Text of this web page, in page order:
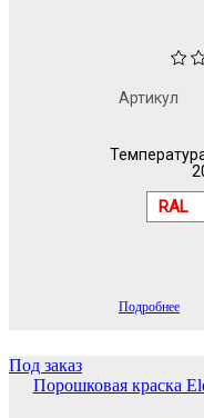
Артикул
RAL
Подробнее
Под заказ
Порошковая краска